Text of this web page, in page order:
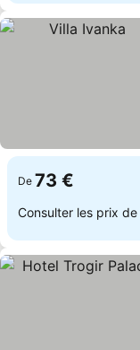
De 73 €
Consulter les prix de